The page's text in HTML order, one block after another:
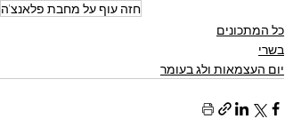
חזה עוף על מחבת פלאנצ'ה
כל המתכונים
בשרי
יום העצמאות ולג בעומר